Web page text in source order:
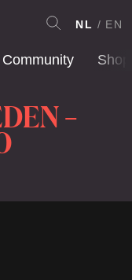
Community Shop
NL EN
–